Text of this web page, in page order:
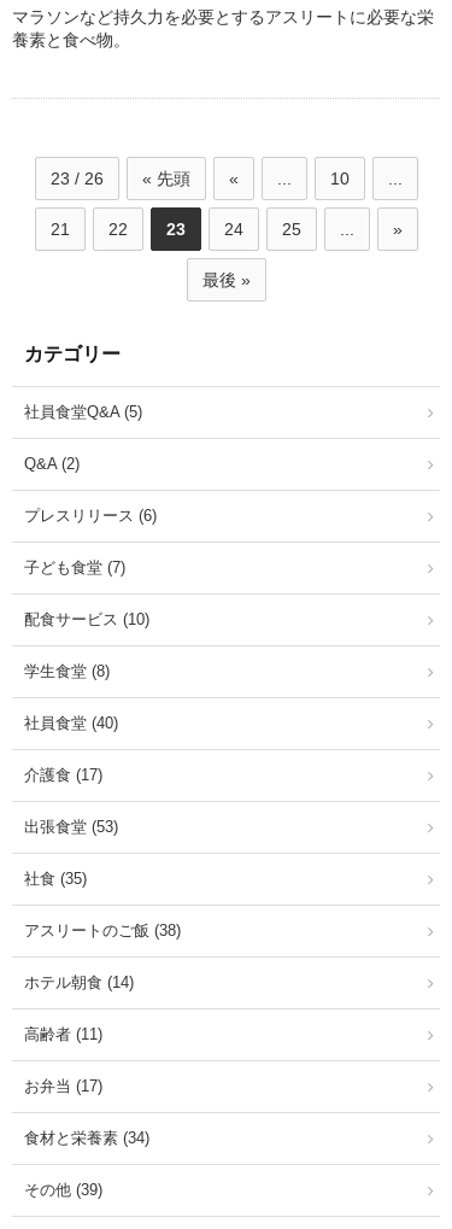
マラソンなど持久力を必要とするアスリートに必要な栄
養素と食べ物。
23 / 26 « 先頭 « 10
21 22 23 24 25 »
最後 »
カテゴリー
社員食堂Q&A (5)
Q&A (2)
プレスリリース (6)
子ども食堂 (7)
配食サービス (10)
学生食堂 (8)
社員食堂 (40)
介護食 (17)
出張食堂 (53)
社食 (35)
アスリートのご飯 (38)
ホテル朝食 (14)
高齢者 (11)
お弁当 (17)
食材と栄養素 (34)
その他 (39)